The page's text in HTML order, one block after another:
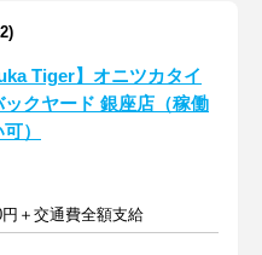
Tiger】オニツカタイ
ックヤード 銀座店（稼働
）
＋交通費全額支給